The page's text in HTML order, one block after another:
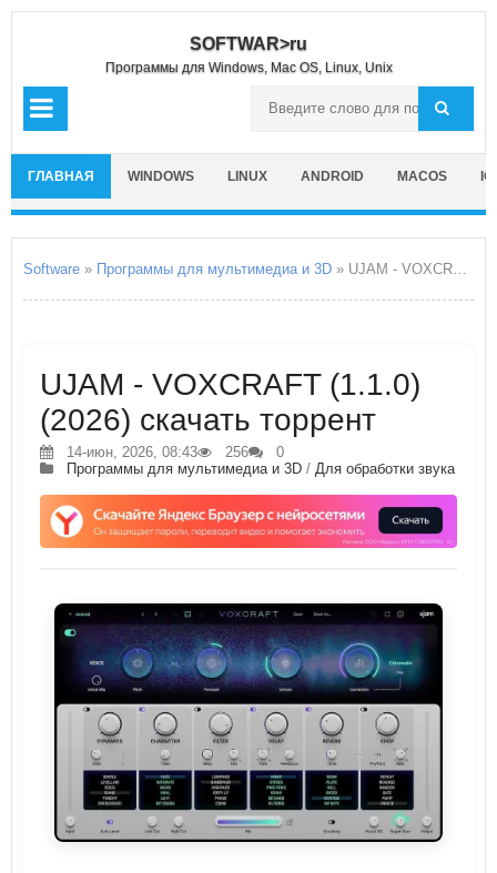
SOFTWAR>ru
Программы для Windows, Mac OS, Linux, Unix
ГЛАВНАЯ WINDOWS LINUX ANDROID MACOS
Software » Программы для мультимедиа и 3D » UJAM - VOXCRAFT
UJAM - VOXCRAFT (1.1.0)
(2026) скачать торрент
14-июн, 2026, 08:43 256
0
Программы для мультимедиа и 3D / Для обработки звука